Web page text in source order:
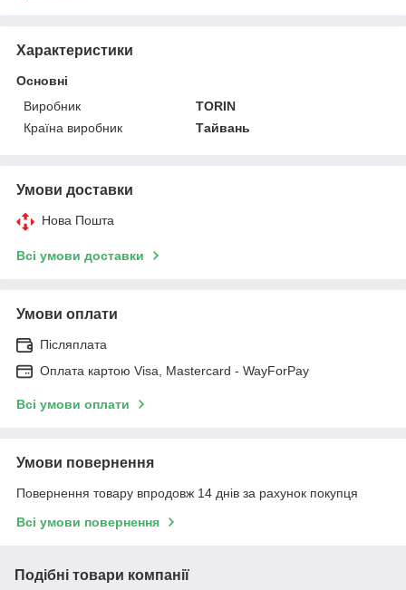
Характеристики
Основні
Виробник
TORIN
Країна виробник
Тайвань
Умови доставки
Нова Пошта
Всі умови доставки
Умови оплати
Післяплата
Оплата картою Visa, Mastercard - WayForPay
Всі умови оплати
Умови повернення
Повернення товару впродовж 14 днів за рахунок покупця
Всі умови повернення
Подібні товари компанії